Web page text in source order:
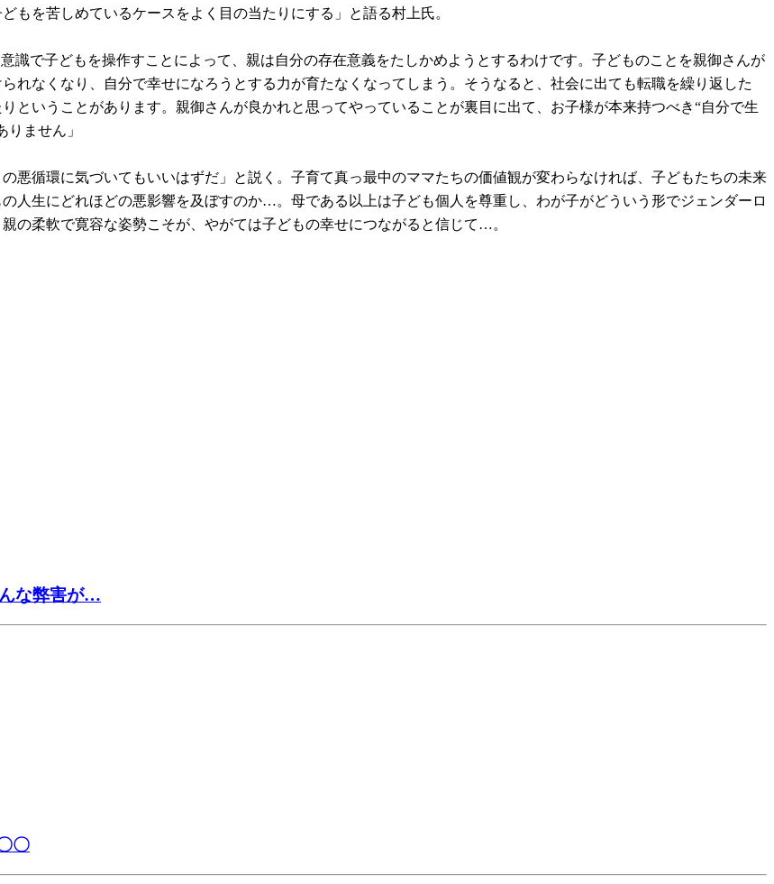
もを苦しめているケースをよく目の当たりにする」と語る村上氏。
識で子どもを操作すことによって、親は自分の存在意義をたしかめようとするわけです。子どものことを親御さんが
れなくなり、自分で幸せになろうとする力が育たなくなってしまう。そうなると、社会に出ても転職を繰り返した
ということがあります。親御さんが良かれと思ってやっていることが裏目に出て、お子様が本来持つべき“自分で生
ません」
悪循環に気づいてもいいはずだ」と説く。子育て真っ最中のママたちの価値観が変わらなければ、子どもたちの未来
人生にどれほどの悪影響を及ぼすのか…。母である以上は子ども個人を尊重し、わが子がどういう形でジェンダーロ
の柔軟で寛容な姿勢こそが、やがては子どもの幸せにつながると信じて…。
な弊害が…
〇